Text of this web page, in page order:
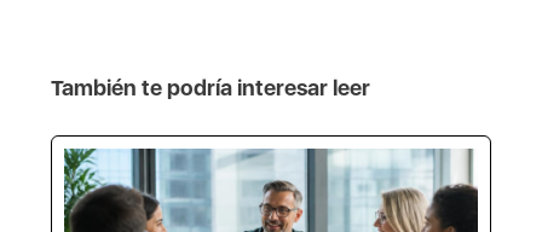
También te podría interesar leer